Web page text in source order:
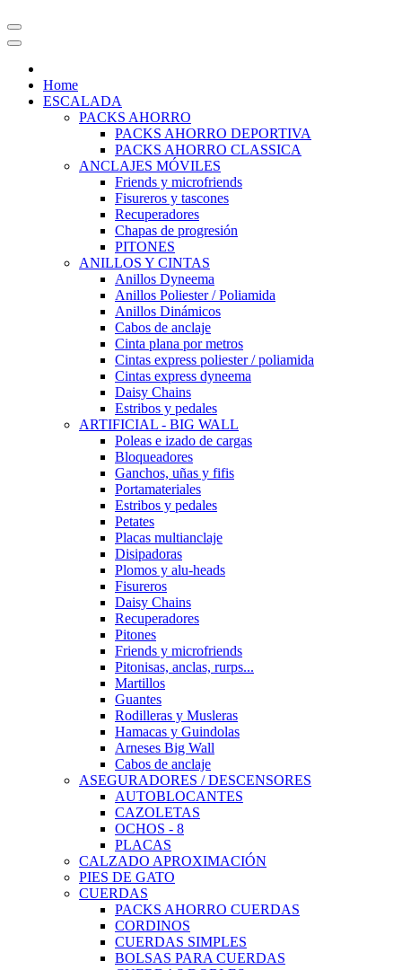
Home
ESCALADA
PACKS AHORRO
PACKS AHORRO DEPORTIVA
PACKS AHORRO CLASSICA
ANCLAJES MÓVILES
Friends y microfriends
Fisureros y tascones
Recuperadores
Chapas de progresión
PITONES
ANILLOS Y CINTAS
Anillos Dyneema
Anillos Poliester / Poliamida
Anillos Dinámicos
Cabos de anclaje
Cinta plana por metros
Cintas express poliester / poliamida
Cintas express dyneema
Daisy Chains
Estribos y pedales
ARTIFICIAL - BIG WALL
Poleas e izado de cargas
Bloqueadores
Ganchos, uñas y fifis
Portamateriales
Estribos y pedales
Petates
Placas multianclaje
Disipadoras
Plomos y alu-heads
Fisureros
Daisy Chains
Recuperadores
Pitones
Friends y microfriends
Pitonisas, anclas, rurps...
Martillos
Guantes
Rodilleras y Musleras
Hamacas y Guindolas
Arneses Big Wall
Cabos de anclaje
ASEGURADORES / DESCENSORES
AUTOBLOCANTES
CAZOLETAS
OCHOS - 8
PLACAS
CALZADO APROXIMACIÓN
PIES DE GATO
CUERDAS
PACKS AHORRO CUERDAS
CORDINOS
CUERDAS SIMPLES
BOLSAS PARA CUERDAS